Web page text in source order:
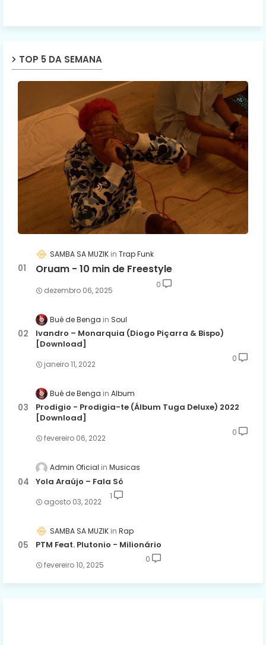
TOP 5 DA SEMANA
SAMBA SA MUZIK Trap Funk
Oruam - 10 min de Freestyle
dezembro 06, 2025
0
Bué de Benga Soul
Ivandro – Monarquia (Diogo Piçarra & Bispo)
[Download]
janeiro 11, 2022
0
Bué de Benga Album
Prodigio - Prodigia-te (Álbum Tuga Deluxe) 2022
[Download]
fevereiro 06, 2022
0
Admin Oficial Musicas
Yola Araújo – Fala Só
agosto 03, 2022
1
SAMBA SA MUZIK Rap
PTM Feat. Plutonio - Milionário
fevereiro 10, 2025
0